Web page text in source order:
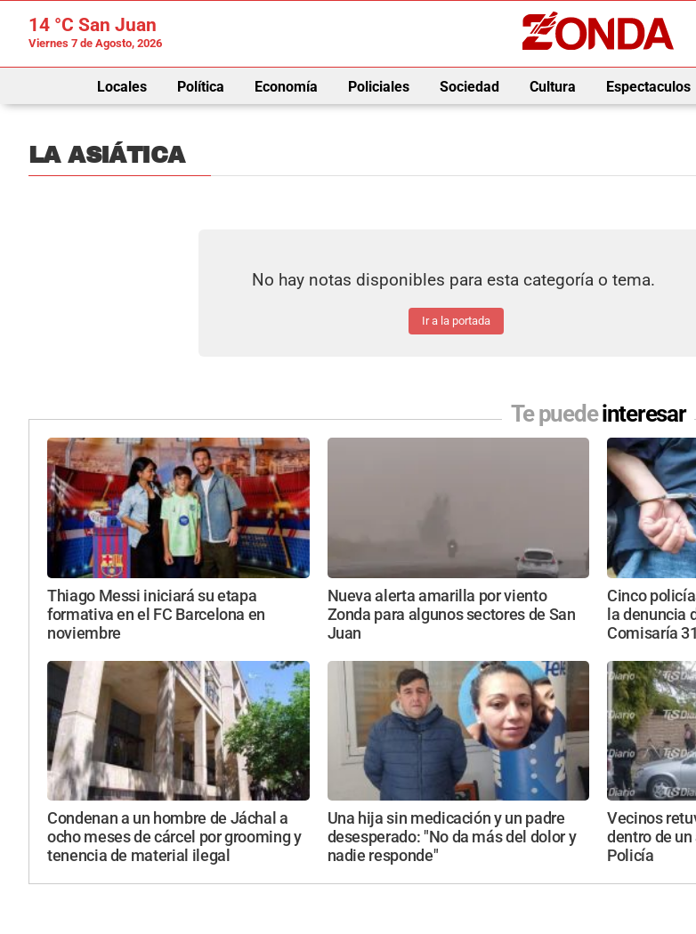
14 °C San Juan
Viernes 7 de Agosto, 2026
Locales Política Economía Policiales Sociedad Cultura Espectaculos
LA ASIÁTICA
No hay notas disponibles para esta categoría o tema.
Ir a la portada
Te puedeinteresar
Thiago Messi iniciará su etapa
formativa en el FC Barcelona en
noviembre
Nueva alerta amarilla por viento
Zonda para algunos sectores de San
Juan
Cinco
la denuncia
Comisaría
Condenan a un hombre de Jáchal a
ocho meses de cárcel por grooming y
tenencia de material ilegal
Una hija sin medicación y un padre
desesperado: "No da más del dolor y
nadie responde"
Vecinos
dentro de
Policía